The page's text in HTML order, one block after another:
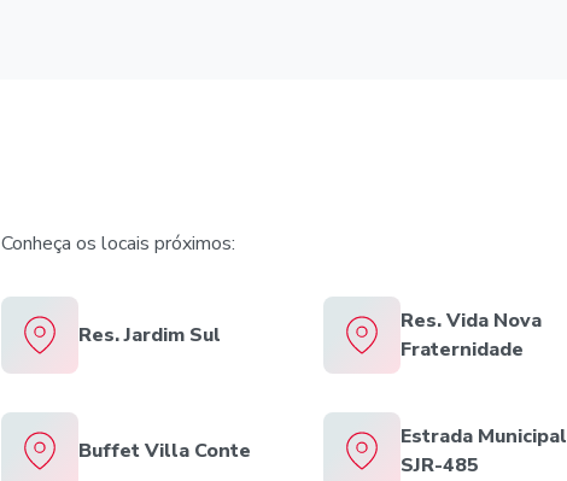
Conheça os locais próximos:
Res. Jardim Sul
Res. Vida Nova
Fraternidade
Buffet Villa Conte
Estrada Municipal
SJR-485